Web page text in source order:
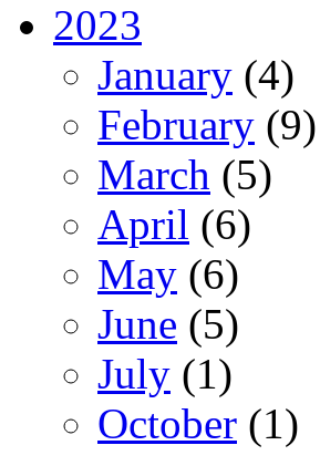
2023
January (4)
February (9)
March (5)
April (6)
May (6)
June (5)
July (1)
October (1)